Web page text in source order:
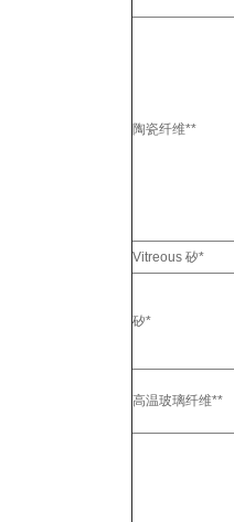
陶瓷纤维**
Vitreous 矽*
矽*
高温玻璃纤维**